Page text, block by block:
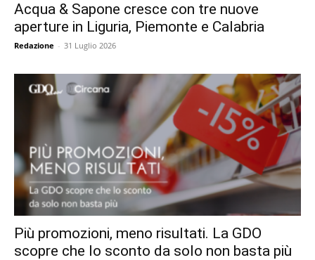
Acqua & Sapone cresce con tre nuove
aperture in Liguria, Piemonte e Calabria
Redazione - 31 Luglio 2026
Più promozioni, meno risultati. La GDO
scopre che lo sconto da solo non basta più